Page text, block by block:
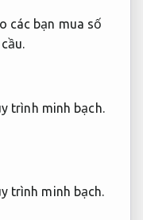
các bạn mua số
trình minh bạch.
trình minh bạch.